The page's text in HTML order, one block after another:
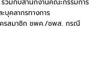
มกับสำนักงานคณะกรรมการ
บุคลากรทางการ
ครสมาชิก ชพค./ชพส. กรณี